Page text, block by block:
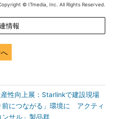
© ITmedia, Inc. All Rights Reserved.
情報
性向上展：Starlinkで建設現場
前につながる」環境に アクティ
サル」製品群